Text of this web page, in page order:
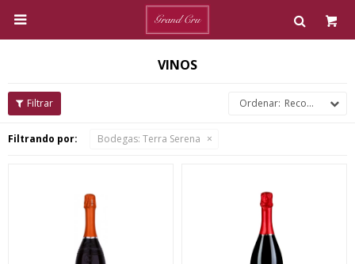

VINOS
Recomendados
Filtrando por: Bodegas: Terra Serena